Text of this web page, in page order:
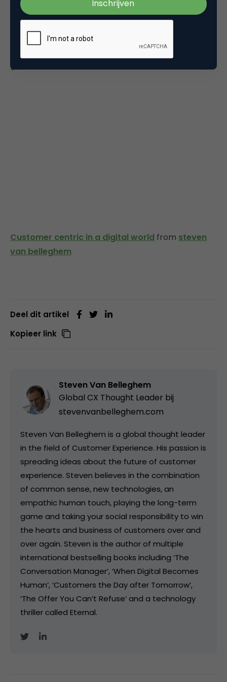
Wil je de vier kenmerken in detail ontdekken, kijk
dan zeker even in onderstaande presentatie op
Slideshare. Daar vind je alle details, nog een pak
extra voorbeelden en ook een suggestie hoe om te
gaan met deze consument.
Customer centric in a digital world from steven
van belleghem
Deel dit artikel
Kopieer link
Steven Van Belleghem
Global CX Thought Leader bij
stevenvanbelleghem.com
Steven Van Belleghem is a global thought leader
in the field of Customer Experience. His passion is
spreading ideas about the future of customer
experience. Steven believes in the combination
of common sense, new technologies, an
empathic human touch, playing the long-term
game and taking your social responsibility to win
the hearts and business of customers over and
over again. Steven is the author of multiple
international bestselling books including ‘The
Conversation Manager’, ‘When Digital Becomes
Human’, ‘Customers the Day after Tomorrow’,
‘The Offer You Can’t Refuse’ and a technology
thriller called Eternal.